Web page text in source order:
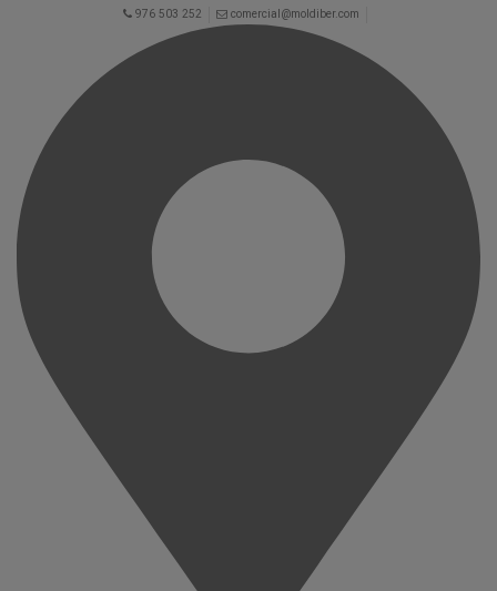
976 503 252 comercial@moldiber.com